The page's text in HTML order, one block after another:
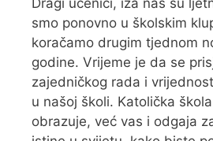
Dragi učenici, iza nas su
smo ponovno u školskim
koračamo drugim tjednom
godine. Vrijeme je da se
zajedničkog rada i
u našoj školi. Katolička
obrazuje, već vas i odgaja